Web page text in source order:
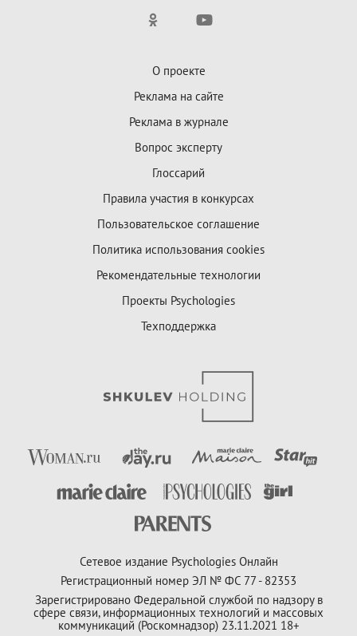
О проекте
Реклама на сайте
Реклама в журнале
Вопрос эксперту
Глоссарий
Правила участия в конкурсах
Пользовательское соглашение
Политика использования cookies
Рекомендательные технологии
Проекты Psychologies
Техподдержка
Сетевое издание Psychologies Онлайн
Регистрационный номер ЭЛ № ФС 77 - 82353
Зарегистрировано Федеральной службой по надзору в
сфере связи, информационных технологий и массовых
коммуникаций (Роскомнадзор) 23.11.2021 18+